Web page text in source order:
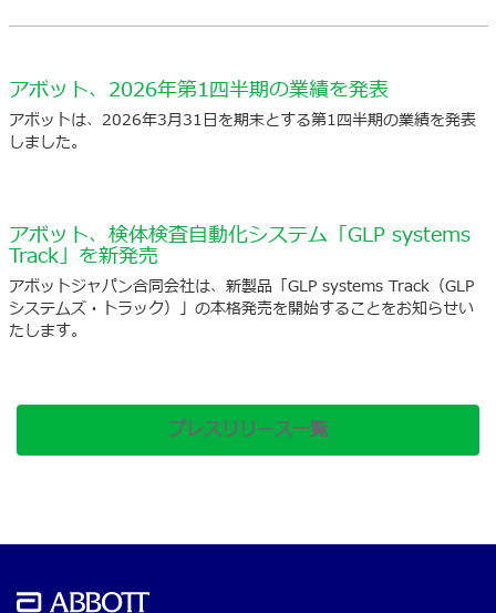
アボット、2026年第1四半期の業績を発表
アボットは、2026年3月31日を期末とする第1四半期の業績を発表
しました。
アボット、検体検査自動化システム「GLP systems
Track」を新発売
アボットジャパン合同会社は、新製品「GLP systems Track（GLP
システムズ・トラック）」の本格発売を開始することをお知らせい
たします。
プレスリリース一覧